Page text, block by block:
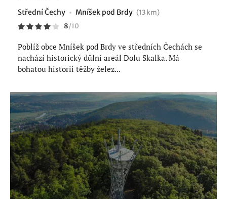
Střední Čechy Mníšek pod Brdy (13 km)
8/10
Poblíž obce Mníšek pod Brdy ve středních Čechách se
nachází historický důlní areál Dolu Skalka. Má
bohatou historii těžby želez...